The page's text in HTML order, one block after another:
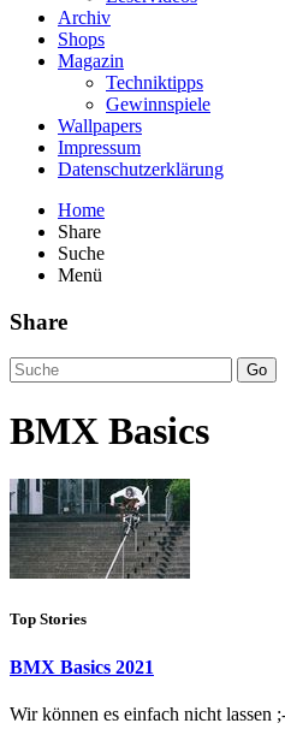
Archiv
Shops
Magazin
Techniktipps
Gewinnspiele
Wallpapers
Impressum
Datenschutzerklärung
Home
Share
Suche
Menü
Share
Go
BMX Basics
Top Stories
BMX Basics 2021
Wir können es einfach nicht lassen